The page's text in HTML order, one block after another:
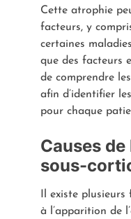
Cette atrophie
facteurs, y
certaines
que des facteurs
de comprendre
afin d’identifier
pour chaque
Causes
sous-
Il existe
à l’apparition de